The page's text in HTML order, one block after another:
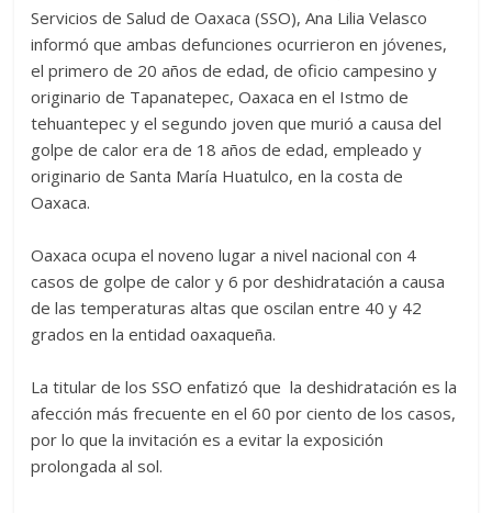
Servicios de Salud de Oaxaca (SSO), Ana Lilia Velasco
informó que ambas defunciones ocurrieron en jóvenes,
el primero de 20 años de edad, de oficio campesino y
originario de Tapanatepec, Oaxaca en el Istmo de
tehuantepec y el segundo joven que murió a causa del
golpe de calor era de 18 años de edad, empleado y
originario de Santa María Huatulco, en la costa de
Oaxaca.
Oaxaca ocupa el noveno lugar a nivel nacional con 4
casos de golpe de calor y 6 por deshidratación a causa
de las temperaturas altas que oscilan entre 40 y 42
grados en la entidad oaxaqueña.
La titular de los SSO enfatizó que la deshidratación es la
afección más frecuente en el 60 por ciento de los casos,
por lo que la invitación es a evitar la exposición
prolongada al sol.